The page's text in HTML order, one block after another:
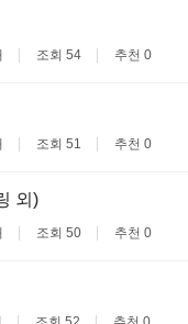
조회 54 추천 0
조회 51 추천 0
외)
조회 50 추천 0